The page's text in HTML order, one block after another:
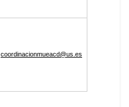
coordinacionmueacd@us.es